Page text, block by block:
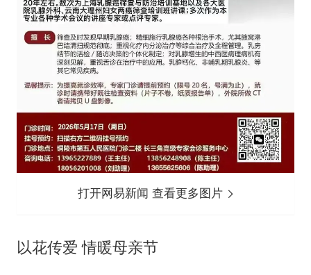
打开网易新闻 查看更多图片
以花传爱 情暖母亲节